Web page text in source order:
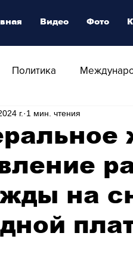
Политика
Аналитика
Магия искусства
на
г. 1 мин. чтения
Видео Фото